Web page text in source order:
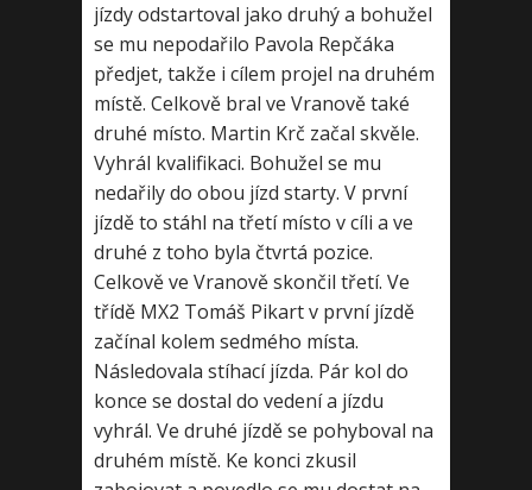
jízdy odstartoval jako druhý a bohužel
se mu nepodařilo Pavola Repčáka
předjet, takže i cílem projel na druhém
místě. Celkově bral ve Vranově také
druhé místo. Martin Krč začal skvěle.
Vyhrál kvalifikaci. Bohužel se mu
nedařily do obou jízd starty. V první
jízdě to stáhl na třetí místo v cíli a ve
druhé z toho byla čtvrtá pozice.
Celkově ve Vranově skončil třetí. Ve
třídě MX2 Tomáš Pikart v první jízdě
začínal kolem sedmého místa.
Následovala stíhací jízda. Pár kol do
konce se dostal do vedení a jízdu
vyhrál. Ve druhé jízdě se pohyboval na
druhém místě. Ke konci zkusil